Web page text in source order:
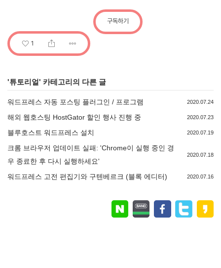
1
구독하기
'튜토리얼' 카테고리의 다른 글
워드프레스 자동 포스팅 플러그인 / 프로그램 2020.07.24
해외 웹호스팅 HostGator 할인 행사 진행 중 2020.07.23
블루호스트 워드프레스 설치 2020.07.19
크롬 브라우저 업데이트 실패: 'Chrome이 실행 중인 경
우 종료한 후 다시 실행하세요'
2020.07.18
워드프레스 고전 편집기와 구텐베르크 (블록 에디터) 2020.07.16